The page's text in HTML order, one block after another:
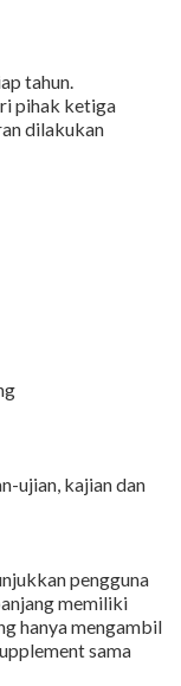
tahun.
pihak ketiga
dilakukan
ujian, kajian dan
pengguna
memiliki
hanya mengambil
sama